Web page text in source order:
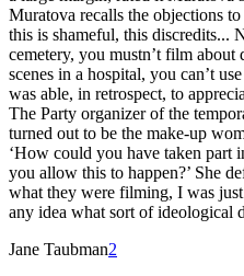
Muratova recalls the objections
this is shameful, this discredits...
cemetery, you mustn’t film about
scenes in a hospital, you can’t
was able, in retrospect, to
The Party organizer of the
turned out to be the make-up
‘How could you have taken part
you allow this to happen?’ She
what they were filming, I was
any idea what sort of ideological
Jane Taubman2